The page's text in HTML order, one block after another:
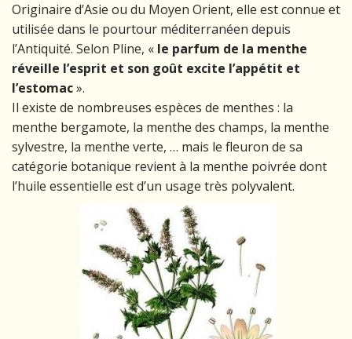
Originaire d’Asie ou du Moyen Orient, elle est connue et
utilisée dans le pourtour méditerranéen depuis
l’Antiquité. Selon Pline, « le parfum de la menthe
réveille l’esprit et son goût excite l’appétit et
l’estomac».
Il existe de nombreuses espèces de menthes : la
menthe bergamote, la menthe des champs, la menthe
sylvestre, la menthe verte, … mais le fleuron de sa
catégorie botanique revient à la menthe poivrée dont
l’huile essentielle est d’un usage très polyvalent.